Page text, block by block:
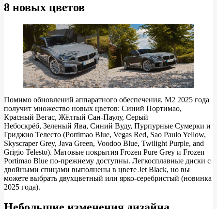
8 новых цветов
Помимо обновлений аппаратного обеспечения, M2 2025 года
получит множество новых цветов: Синий Портимао,
Красный Вегас, Жёлтый Сан-Паулу, Серый
Небоскрёб, Зеленый Ява, Синий Вуду, Пурпурные Сумерки и
Гриджио Телесто (Portimao Blue, Vegas Red, Sao Paulo Yellow,
Skyscraper Grey, Java Green, Voodoo Blue, Twilight Purple, and
Grigio Telesto). Матовые покрытия Frozen Pure Grey и Frozen
Portimao Blue по-прежнему доступны. Легкосплавные диски с
двойными спицами выполнены в цвете Jet Black, но вы
можете выбрать двухцветный или ярко-серебристый (новинка
2025 года).